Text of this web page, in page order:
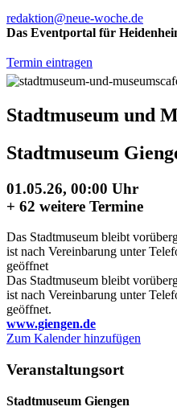
redaktion@neue-woche.de
Das Eventportal für
Termin eintragen
Stadtmuseum und
Stadtmuseum
01.05.26, 00:00 Uhr
+ 62 weitere Termine
Das Stadtmuseum bleibt
ist nach Vereinbarung unter
geöffnet
Das Stadtmuseum bleibt
ist nach Vereinbarung unter
geöffnet.
www.giengen.de
Zum Kalender hinzufügen
Veranstaltungsort
Stadtmuseum Giengen